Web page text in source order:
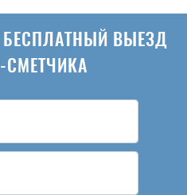
БЕСПЛАТНЫЙ ВЫЕЗД
СМЕТЧИКА